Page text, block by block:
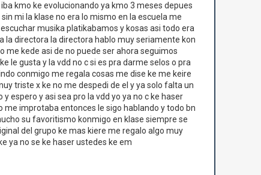
kmo ke evolucionando ya kmo 3 meses depues
mi la klase no era lo mismo en la escuela me
musika platikabamos y kosas asi todo era
la directora la directora hablo muy seriamente kon
me kede asi de no puede ser ahora seguimos
le gusta y la vdd no c si es pra darme selos o pra
conmigo me regala cosas me dise ke me keire
triste x ke no me despedi de el y ya solo falta un
espero y asi sea pro la vdd yo ya no c ke haser
me improtaba entonces le sigo hablando y todo bn
su favoritismo konmigo en klase siempre se
del grupo ke mas kiere me regalo algo muy
ya no se ke haser ustedes ke em